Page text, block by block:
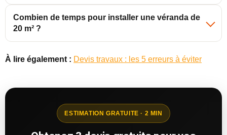
Combien de temps pour installer une véranda de
20 m² ?
À lire également : Devis travaux : les 5 erreurs à éviter
ESTIMATION GRATUITE · 2 MIN